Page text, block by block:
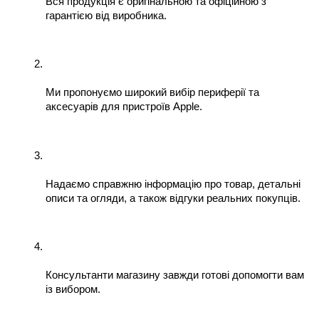
гарантією від виробника.
Ми пропонуємо широкий вибір периферії та
аксесуарів для пристроїв Apple.
Надаємо справжню інформацію про товар, детальні
описи та огляди, а також відгуки реальних покупців.
Консультанти магазину завжди готові допомогти вам
із вибором.